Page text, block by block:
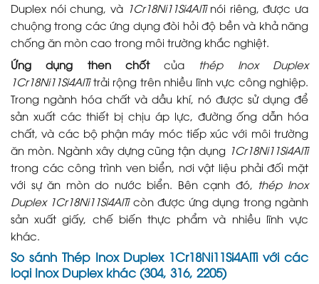
Duplex nói chung, và 1Cr18Ni11Si4AlTinói riêng, được ưa
chuộng trong các ứng dụng đòi hỏi độ bền và khả năng
chống ăn mòn cao trong môi trường khắc nghiệt.
Ứng dụng then chốtcủa thép Inox Duplex
1Cr18Ni11Si4AlTitrải rộng trên nhiều lĩnh vực công nghiệp.
Trong ngành hóa chất và dầu khí, nó được sử dụng để
sản xuất các thiết bị chịu áp lực, đường ống dẫn hóa
chất, và các bộ phận máy móc tiếp xúc với môi trường
ăn mòn. Ngành xây dựng cũng tận dụng 1Cr18Ni11Si4AlTi
trong các công trình ven biển, nơi vật liệu phải đối mặt
với sự ăn mòn do nước biển. Bên cạnh đó, thép Inox
Duplex 1Cr18Ni11Si4AlTicòn được ứng dụng trong ngành
sản xuất giấy, chế biến thực phẩm và nhiều lĩnh vực
khác.
So sánh Thép Inox Duplex 1Cr18Ni11Si4AlTi với các
loại Inox Duplex khác (304, 316, 2205)